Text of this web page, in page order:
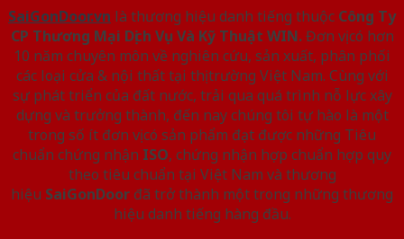
SaiGonDoor.vn là thương hiệu danh tiếng thuộc Công Ty
CP Thương Mại Dịch Vụ Và Kỹ Thuật WIN.Đơn vị có hơn
10 năm chuyên môn về nghiên cứu, sản xuất, phân phối
các loại cửa & nội thất tại thị trường Việt Nam. Cùng với
sự phát triển của đất nước, trải qua quá trình nỗ lực xây
dựng và trưởng thành, đến nay chúng tôi tự hào là một
trong số ít đơn vị có sản phẩm đạt được những Tiêu
chuẩn chứng nhận ISO, chứng nhận hợp chuẩn hợp quy
theo tiêu chuẩn tại Việt Nam và thương
hiệu SaiGonDoor đã trở thành một trong những thương
hiệu danh tiếng hàng đầu.